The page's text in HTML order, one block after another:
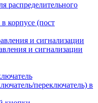
распределительного
корпусе (пост
и сигнализации
и сигнализации
переключатель) в